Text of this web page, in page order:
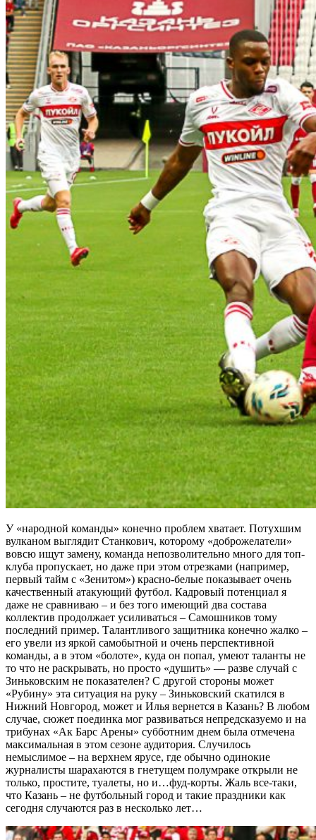
У «народной команды» конечно проблем хватает. Потухшим
вулканом выглядит Станкович, которому «доброжелатели»
вовсю ищут замену, команда непозволительно много для топ-
клуба пропускает, но даже при этом отрезками (например,
первый тайм с «Зенитом») красно-белые показывает очень
качественный атакующий футбол. Кадровый потенциал я
даже не сравниваю – и без того имеющий два состава
коллектив продолжает усиливаться – Самошников тому
последний пример. Талантливого защитника конечно жалко –
его увели из яркой самобытной и очень перспективной
команды, а в этом «болоте», куда он попал, умеют таланты не
то что не раскрывать, но просто «душить» — разве случай с
Зиньковским не показателен? С другой стороны может
«Рубину» эта ситуация на руку – Зиньковский скатился в
Нижний Новгород, может и Илья вернется в Казань? В любом
случае, сюжет поединка мог развиваться непредсказуемо и на
трибунах «Ак Барс Арены» субботним днем была отмечена
максимальная в этом сезоне аудитория. Случилось
немыслимое – на верхнем ярусе, где обычно одинокие
журналисты шарахаются в гнетущем полумраке открыли не
только, простите, туалеты, но и…фуд-корты. Жаль все-таки,
что Казань – не футбольный город и такие праздники как
сегодня случаются раз в несколько лет…